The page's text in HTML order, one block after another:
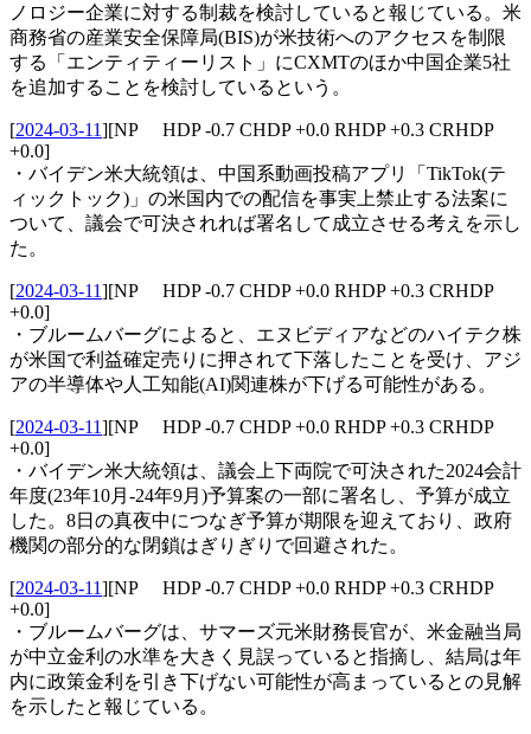
ノロジー企業に対する制裁を検討していると報じている。米
商務省の産業安全保障局(BIS)が米技術へのアクセスを制限
する「エンティティーリスト」にCXMTのほか中国企業5社
を追加することを検討しているという。
[2024-03-11][NP HDP -0.7 CHDP +0.0 RHDP +0.3 CRHDP
+0.0]
・バイデン米大統領は、中国系動画投稿アプリ「TikTok(テ
ィックトック)」の米国内での配信を事実上禁止する法案に
ついて、議会で可決されれば署名して成立させる考えを示し
た。
[2024-03-11][NP HDP -0.7 CHDP +0.0 RHDP +0.3 CRHDP
+0.0]
・ブルームバーグによると、エヌビディアなどのハイテク株
が米国で利益確定売りに押されて下落したことを受け、アジ
アの半導体や人工知能(AI)関連株が下げる可能性がある。
[2024-03-11][NP HDP -0.7 CHDP +0.0 RHDP +0.3 CRHDP
+0.0]
・バイデン米大統領は、議会上下両院で可決された2024会計
年度(23年10月-24年9月)予算案の一部に署名し、予算が成立
した。8日の真夜中につなぎ予算が期限を迎えており、政府
機関の部分的な閉鎖はぎりぎりで回避された。
[2024-03-11][NP HDP -0.7 CHDP +0.0 RHDP +0.3 CRHDP
+0.0]
・ブルームバーグは、サマーズ元米財務長官が、米金融当局
が中立金利の水準を大きく見誤っていると指摘し、結局は年
内に政策金利を引き下げない可能性が高まっているとの見解
を示したと報じている。